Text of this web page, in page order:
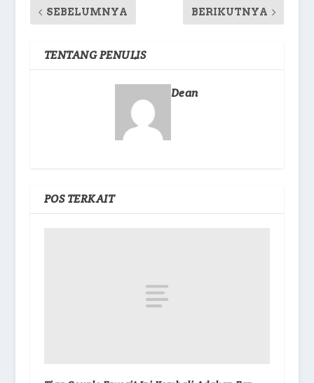
SEBELUMNYA
BERIKUTNYA
TENTANG PENULIS
Dean
POS TERKAIT